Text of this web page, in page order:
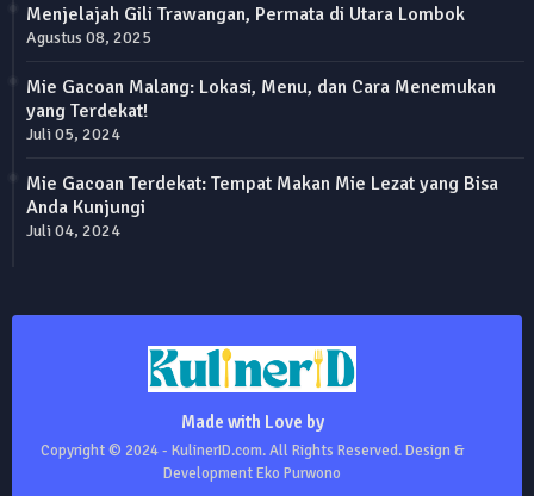
Menjelajah Gili Trawangan, Permata di Utara Lombok
Agustus 08, 2025
Mie Gacoan Malang: Lokasi, Menu, dan Cara Menemukan
yang Terdekat!
Juli 05, 2024
Mie Gacoan Terdekat: Tempat Makan Mie Lezat yang Bisa
Anda Kunjungi
Juli 04, 2024
Made with Love by
Copyright © 2024 - KulinerID.com. All Rights Reserved. Design &
Development Eko Purwono